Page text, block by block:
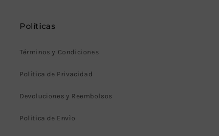
Políticas
Términos y Condiciones
Política de Privacidad
Devoluciones y Reembolsos
Politica de Envìo